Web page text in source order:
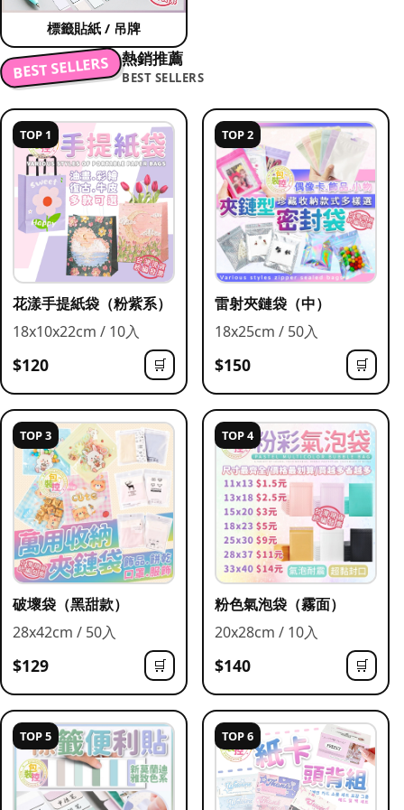
標籤貼紙 / 吊牌
BEST SELLERS 熱銷推薦
BEST SELLERS
TOP 1
花漾手提紙袋（粉紫系）
18x10x22cm / 10入
$120 🛒
TOP 2
雷射夾鏈袋（中）
18x25cm / 50入
$150 🛒
TOP 3
破壞袋（黑甜款）
28x42cm / 50入
$129 🛒
TOP 4
粉色氣泡袋（霧面）
20x28cm / 10入
$140 🛒
TOP 5 TOP 6